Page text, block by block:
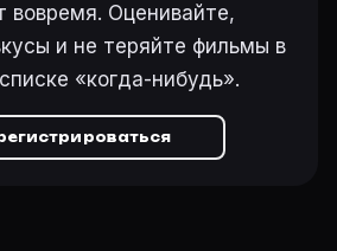
вовремя. Оценивайте,
и не теряйте фильмы в
«когда-нибудь».